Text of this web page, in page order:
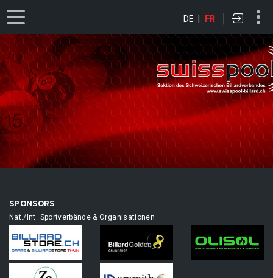
DE | FR
SPONSORS
Nat./Int. Sportverbände & Organisationen